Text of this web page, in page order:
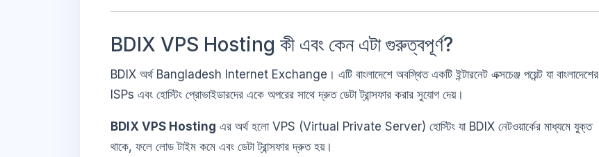
BDIX VPS Hosting কী এবং কেন এটা গুরুত্বপূর্ণ?
BDIX অর্থ Bangladesh Internet Exchange। এটি বাংলাদেশে অবস্থিত একটি ইন্টারনেট এক্সচেঞ্জ পয়েন্ট যা বাংলাদেশের
ISPs এবং হোস্টিং প্রোভাইডারদের একে অপরের সাথে দ্রুত ডেটা ট্রান্সফার করার সুযোগ দেয়।
BDIX VPS Hosting এর অর্থ হলো VPS (Virtual Private Server) হোস্টিং যা BDIX নেটওয়ার্কের মাধ্যমে যুক্ত
থাকে, ফলে লোড টাইম কমে এবং ডেটা ট্রান্সফার দ্রুত হয়।